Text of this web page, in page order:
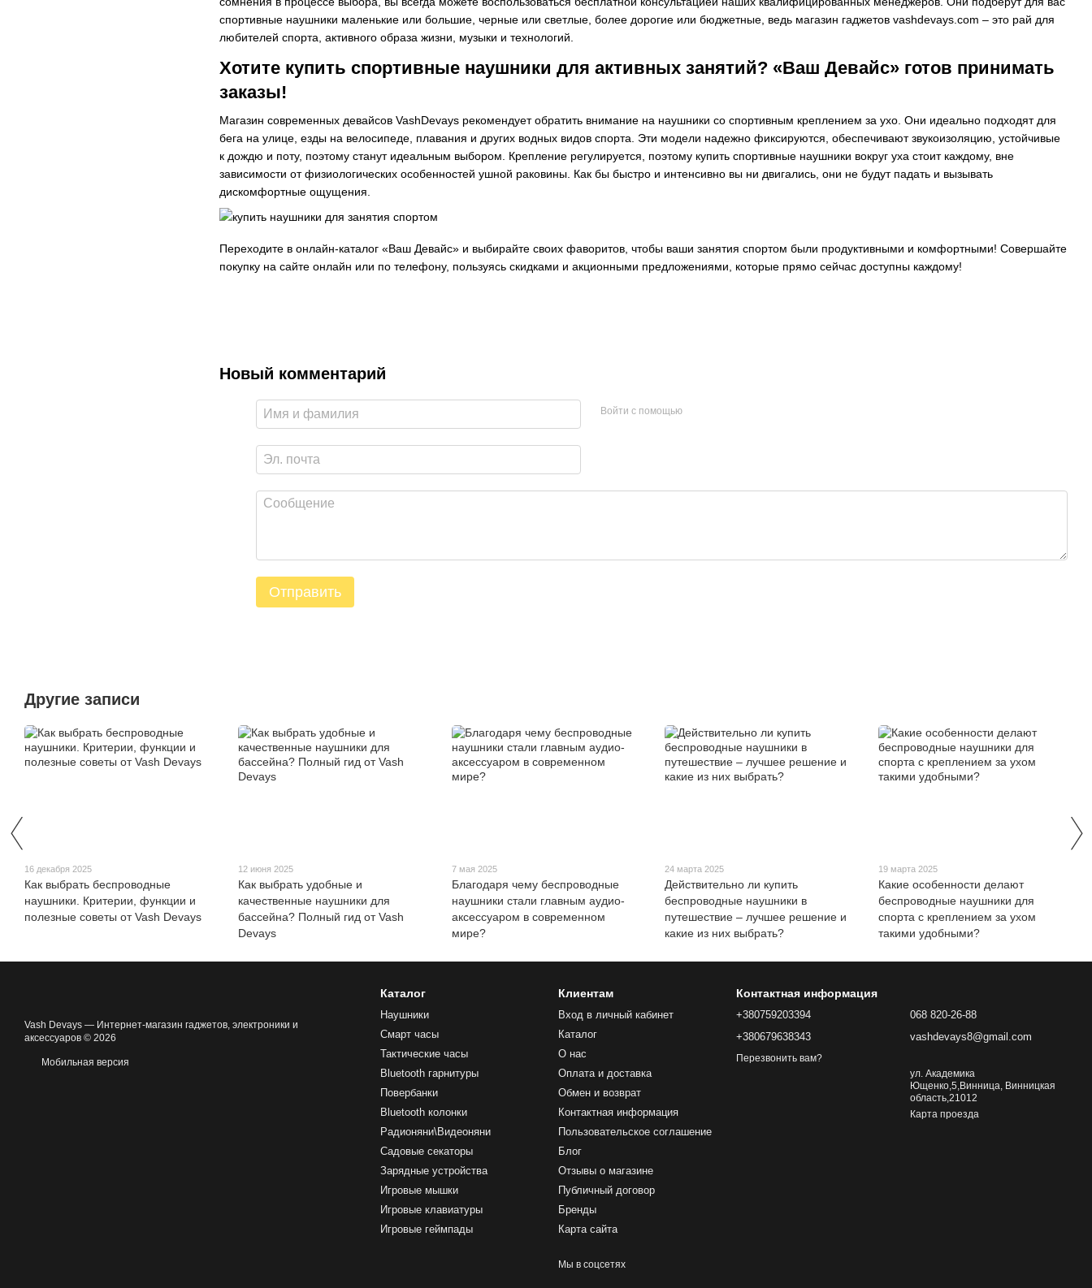
спортивные наушники маленькие или большие, черные или светлые, более дорогие или бюджетные, ведь магазин гаджетов vashdevays.com – это рай для
любителей спорта, активного образа жизни, музыки и технологий.
Хотите купить спортивные наушники для активных занятий? «Ваш Девайс» готов принимать
заказы!
Магазин современных девайсов VashDevays рекомендует обратить внимание на наушники со спортивным креплением за ухо. Они идеально подходят для
бега на улице, езды на велосипеде, плавания и других водных видов спорта. Эти модели надежно фиксируются, обеспечивают звукоизоляцию, устойчивые
к дождю и поту, поэтому станут идеальным выбором. Крепление регулируется, поэтому купить спортивные наушники вокруг уха стоит каждому, вне
зависимости от физиологических особенностей ушной раковины. Как бы быстро и интенсивно вы ни двигались, они не будут падать и вызывать
дискомфортные ощущения.
Переходите в онлайн-каталог «Ваш Девайс» и выбирайте своих фаворитов, чтобы ваши занятия спортом были продуктивными и комфортными! Совершайте
покупку на сайте онлайн или по телефону, пользуясь скидками и акционными предложениями, которые прямо сейчас доступны каждому!
Новый комментарий
Войти с помощью
Отправить
Другие записи
16 декабря 2025
Как выбрать беспроводные
наушники. Критерии, функции и
полезные советы от Vash Devays
12 июня 2025
Как выбрать удобные и
качественные наушники для
бассейна? Полный гид от Vash
Devays
7 мая 2025
Благодаря чему беспроводные
наушники стали главным аудио-
аксессуаром в современном
мире?
24 марта 2025
Действительно ли купить
беспроводные наушники в
путешествие – лучшее решение и
какие из них выбрать?
19 марта 2025
Какие особенности делают
беспроводные наушники для
спорта с креплением за ухом
такими удобными?
Vash Devays — Интернет-магазин гаджетов, электроники и
аксессуаров © 2026
Мобильная версия
Каталог
Наушники
Смарт часы
Тактические часы
Bluetooth гарнитуры
Повербанки
Bluetooth колонки
Радионяни\Видеоняни
Садовые секаторы
Зарядные устройства
Игровые мышки
Игровые клавиатуры
Игровые геймпады
Клиентам
Вход в личный кабинет
Каталог
О нас
Оплата и доставка
Обмен и возврат
Контактная информация
Пользовательское соглашение
Блог
Отзывы о магазине
Публичный договор
Бренды
Карта сайта
Мы в соцсетях
Контактная информация
+380759203394
+380679638343
Перезвонить вам?
068 820-26-88
vashdevays8@gmail.com
ул. Академика
Ющенко,5,Винница, Винницкая
область,21012
Карта проезда